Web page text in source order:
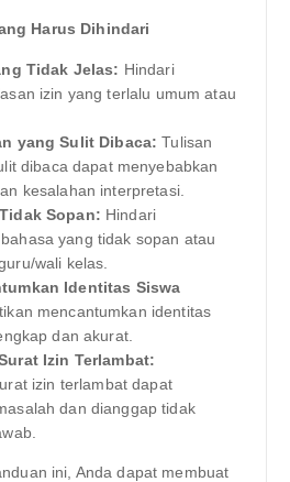
Harus Dihindari
Tidak Jelas: Hindari
izin yang terlalu umum atau
yang Sulit Dibaca: Tulisan
dibaca dapat menyebabkan
kesalahan interpretasi.
Sopan: Hindari
yang tidak sopan atau
wali kelas.
Identitas Siswa
mencantumkan identitas
dan akurat.
Izin Terlambat:
izin terlambat dapat
dan dianggap tidak
ini, Anda dapat membuat